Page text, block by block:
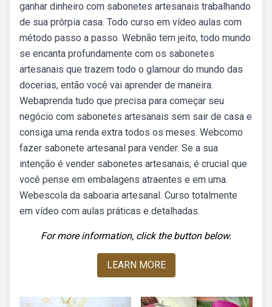
ganhar dinheiro com sabonetes artesanais trabalhando
de sua prórpia casa. Todo curso em vídeo aulas com
método passo a passo. Webnão tem jeito, todo mundo
se encanta profundamente com os sabonetes
artesanais que trazem todo o glamour do mundo das
docerias, então você vai aprender de maneira.
Webaprenda tudo que precisa para começar seu
negócio com sabonetes artesanais sem sair de casa e
consiga uma renda extra todos os meses. Webcomo
fazer sabonete artesanal para vender. Se a sua
intenção é vender sabonetes artesanais, é crucial que
você pense em embalagens atraentes e em uma.
Webescola da saboaria artesanal. Curso totalmente
em vídeo com aulas práticas e detalhadas.
For more information, click the button below.
LEARN MORE